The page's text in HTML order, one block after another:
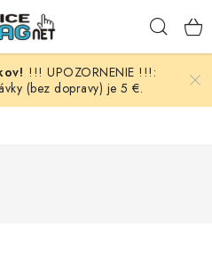
!!! UPOZORNENIE !!!:
(bez dopravy) je 5 €.